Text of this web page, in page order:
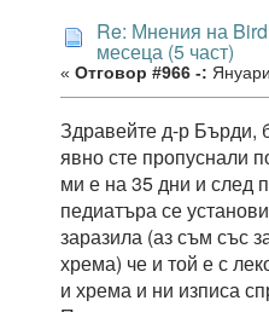
Re: Мнения на
месеца (5 част)
« Отговор #966 -:
Здравейте д-р Бърди,
явно сте пропуснали
ми е на 35 дни и след
педиатъра се
заразила (аз съм със
хрема) че и той е с
и хрема и ни изписа